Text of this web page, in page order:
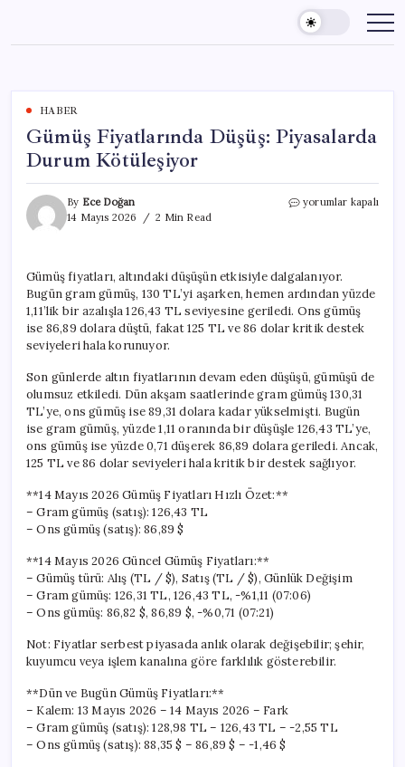
content
HABER
Gümüş Fiyatlarında Düşüş: Piyasalarda
Durum Kötüleşiyor
By Ece Doğan
14 Mayıs 2026
2 Min Read
Gümüş
Kötüleşiyor
için
yorumlar kapalı
Gümüş fiyatları, altındaki düşüşün etkisiyle dalgalanıyor.
Bugün gram gümüş, 130 TL’yi aşarken, hemen ardından yüzde
1,11’lik bir azalışla 126,43 TL seviyesine geriledi. Ons gümüş
ise 86,89 dolara düştü, fakat 125 TL ve 86 dolar kritik destek
seviyeleri hala korunuyor.
Son günlerde altın fiyatlarının devam eden düşüşü, gümüşü de
olumsuz etkiledi. Dün akşam saatlerinde gram gümüş 130,31
TL’ye, ons gümüş ise 89,31 dolara kadar yükselmişti. Bugün
ise gram gümüş, yüzde 1,11 oranında bir düşüşle 126,43 TL’ye,
ons gümüş ise yüzde 0,71 düşerek 86,89 dolara geriledi. Ancak,
125 TL ve 86 dolar seviyeleri hala kritik bir destek sağlıyor.
**14 Mayıs 2026 Gümüş Fiyatları Hızlı Özet:**
– Gram gümüş (satış): 126,43 TL
– Ons gümüş (satış): 86,89 $
**14 Mayıs 2026 Güncel Gümüş Fiyatları:**
– Gümüş türü: Alış (TL / $), Satış (TL / $), Günlük Değişim
– Gram gümüş: 126,31 TL, 126,43 TL, -%1,11 (07:06)
– Ons gümüş: 86,82 $, 86,89 $, -%0,71 (07:21)
Not: Fiyatlar serbest piyasada anlık olarak değişebilir; şehir,
kuyumcu veya işlem kanalına göre farklılık gösterebilir.
**Dün ve Bugün Gümüş Fiyatları:**
– Kalem: 13 Mayıs 2026 – 14 Mayıs 2026 – Fark
– Gram gümüş (satış): 128,98 TL – 126,43 TL – -2,55 TL
– Ons gümüş (satış): 88,35 $ – 86,89 $ – -1,46 $